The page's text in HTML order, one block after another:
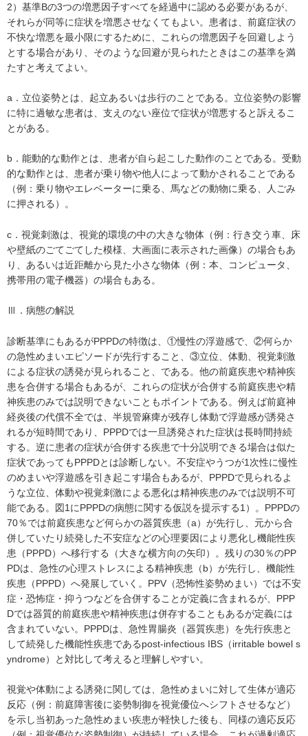
2）基準Bの3つの増悪因子すべてを経過中に認める必要があるが、
それらが同等に症状を増悪させなくてもよい。患者は、前庭症状の
不快な増悪を最小限にするために、これらの増悪因子を回避しよう
とする場合があり、そのような回避が見られたときはこの基準を満
たすと考えてよい。
a．立位姿勢とは、起立あるいは歩行のことである。立位姿勢の影響
に特に過敏な患者は、支えのない座位で症状が増悪すると訴えるこ
とがある。
b．能動的な動作とは、患者が自ら起こした動作のことである。受動
的な動作とは、患者が乗り物や他人によって動かされることである
（例：乗り物やエレベーターに乗る、馬などの動物に乗る、人ごみ
に押される）。
c．視覚刺激は、視覚的環境の中の大きな物体（例：行き交う車、床
や壁紙のごてごてした模様、大画面に表示された画像）の場合もあ
り、あるいは近距離から見た小さな物体（例：本、コンピュータ、
携帯用の電子機器）の場合もある。
Ⅲ．病態の解説
診断基準にもあるがPPPDの特徴は、①慢性の浮遊感で、②何らか
の急性めまいエピソードが先行すること、③立位、体動、視覚刺激
による症状の誘発が見られること、である。他の前庭疾患や精神疾
患を合併する場合もあるが、これらの症状が合併する前庭疾患や精
神疾患のみでは説明できないこともポイントである。例えば前庭神
経炎後の代償不全では、半規管麻痺が残存し体動で浮遊感が誘発さ
れるが短時間であり、PPPDでは一旦誘発された症状は長時間持続
する。逆に患者の症状が合併する疾患で十分説明できる場合は似た
症状であってもPPPDとは診断しない。不安症やうつが1次性に慢性
のめまいや浮遊感を引き起こす場合もあるが、PPPDで見られるよ
うな立位、体動や視覚刺激による悪化は精神疾患のみでは説明不可
能である。図1にPPPDの病態に関する仮説を提示する1）。PPPDの
70％では前庭疾患など何らかの器質疾患（a）が先行し、元から合
併していたり続発した不安症などの心理要因により悪化し機能性疾
患（PPPD）へ移行する（大きな横方向の矢印）。残りの30％のPP
PDは、急性の心理ストレスによる精神疾患（b）が先行し、機能性
疾患（PPPD）へ発展していく。PPV（恐怖性姿勢めまい）では不安
症・恐怖症・抑うつなどを合併することが定義に含まれるが、PPP
Dでは器質的前庭疾患や精神疾患は併存することもあるが定義には
含まれていない。PPPDは、急性胃腸炎（器質疾患）を先行疾患と
して続発した機能性疾患であるpost-infectious IBS（irritable bowel s
yndrome）と対比して考えると理解しやすい。
視覚や体動による誘発に関しては、急性めまいに対して生体が適応
反応（例：前庭障害後に姿勢制御を視覚優位へシフトさせるなど）
を示し当初あった急性めまい疾患が軽快した後も、同様の適応反応